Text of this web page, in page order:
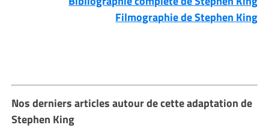
Filmographie de Stephen King
Nos derniers articles autour de cette adaptation de
Stephen King